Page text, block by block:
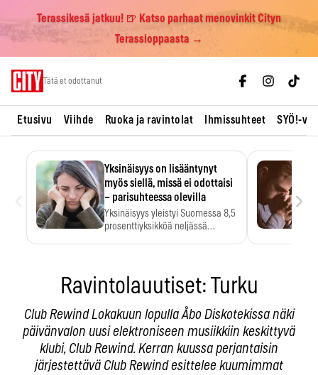
Terassikesä jatkuu! 🍺 Katso parhaat menovinkit Cityn
Terassioppaasta →
Tätä et odottanut
Etusivu Viihde Ruoka ja ravintolat Ihmissuhteet SYÖ!-
Yksinäisyys on lisääntynyt
myös siellä, missä ei odottaisi
– parisuhteessa olevilla
Yksinäisyys yleistyi Suomessa 8,5
prosenttiyksikköä neljässä
›
Ravintolauutiset: Turku
Club Rewind Lokakuun lopulla Åbo Diskotekissa näki
päivänvalon uusi elektroniseen musiikkiin keskittyvä
klubi, Club Rewind. Kerran kuussa perjantaisin
järjestettävä Club Rewind esittelee kuumimmat